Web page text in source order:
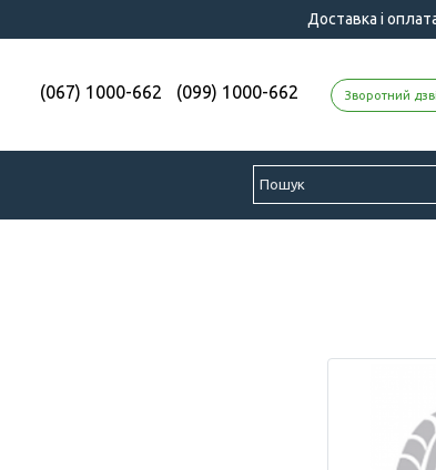
Доставка і
(067) 1000-662 (099) 1000-662 Зворотний